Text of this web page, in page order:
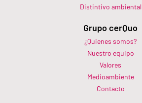
Distintivo ambiental
Grupo cerQuo
¿Quienes somos?
Nuestro equipo
Valores
Medioambiente
Contacto